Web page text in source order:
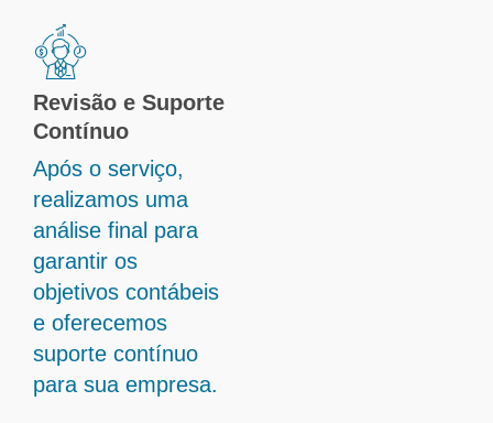
Revisão e Suporte
Contínuo
Após o serviço,
realizamos uma
análise final para
garantir os
objetivos contábeis
e oferecemos
suporte contínuo
para sua empresa.